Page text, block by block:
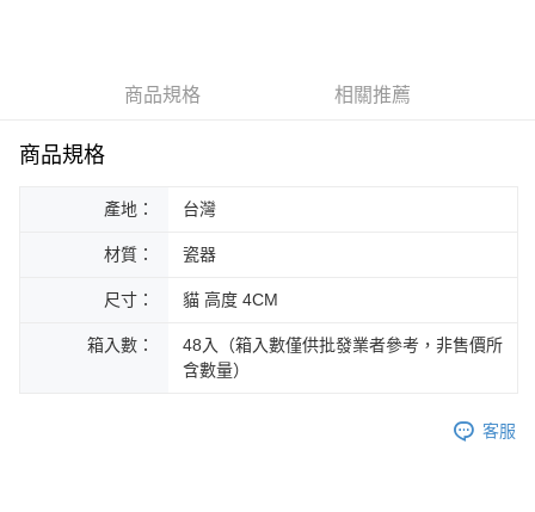
黑貓本島宅配
每筆NT$200，滿NT$1,000(含以上)免運費
黑貓外島宅配
商品規格 相關推薦
商品規格
產地： 台灣
材質： 瓷器
尺寸： 貓 高度 4CM
箱入數：
48入（箱入數僅供批發業者參考，非售價所
含數量）
客服